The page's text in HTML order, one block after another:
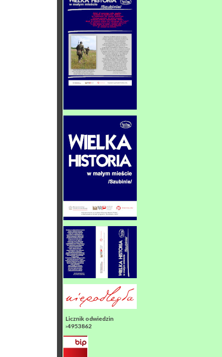
Licznik odwiedzin
›4953862